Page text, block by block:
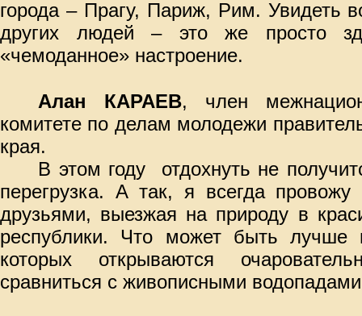
города – Прагу, Париж, Рим. Увидеть
других людей – это же просто
«чемоданное» настроение.
Алан КАРАЕВ, член
комитете по делам молодежи
края.
В этом году
отдохнуть не
перегрузка. А так, я всегда
друзьями, выезжая на природу в
республики. Что может быть
которых открываются
сравниться с живописными